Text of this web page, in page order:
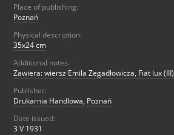
Place of publishing:
Poznań
Physical description:
35x24 cm
Additional notes:
Zawiera: wiersz Emila Zegadłowicza, Fiat lux (III)
Publisher:
Drukarnia Handlowa, Poznań
Date issued:
3 V 1931